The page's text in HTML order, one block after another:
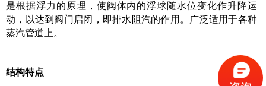
是根据浮力的原理，使阀体内的浮球随水位变化作升降运
动，以达到阀门启闭，即排水阻汽的作用。广泛适用于各种
蒸汽管道上。
结构特点